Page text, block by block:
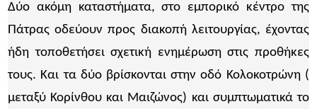
Δύο ακόμη καταστήματα, στο εμπορικό κέντρο της
Πάτρας οδεύουν προς διακοπή λειτουργίας, έχοντας
ήδη τοποθετήσει σχετική ενημέρωση στις προθήκες
τους. Και τα δύο βρίσκονται στην οδό Κολοκοτρώνη (
μεταξύ Κορίνθου και Μαιζώνος) και συμπτωματικά το